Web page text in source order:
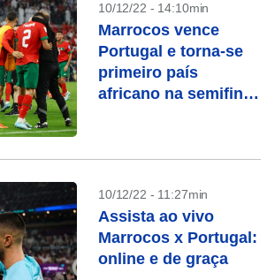
10/12/22 - 14:10min
Marrocos vence
Portugal e torna-se
primeiro país
africano na semifinal
10/12/22 - 11:27min
Assista ao vivo
Marrocos x Portugal:
online e de graça